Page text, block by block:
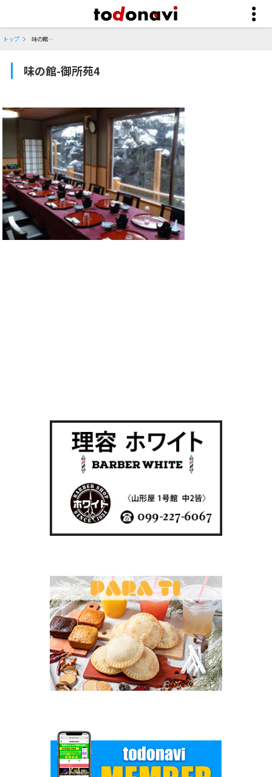
トップ 味の館-御所苑4
味の館-御所苑4